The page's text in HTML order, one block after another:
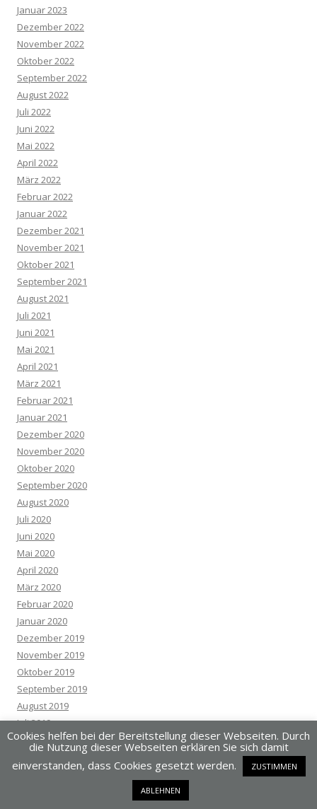
Januar 2023
Dezember 2022
November 2022
Oktober 2022
September 2022
August 2022
Juli 2022
Juni 2022
Mai 2022
April 2022
März 2022
Februar 2022
Januar 2022
Dezember 2021
November 2021
Oktober 2021
September 2021
August 2021
Juli 2021
Juni 2021
Mai 2021
April 2021
März 2021
Februar 2021
Januar 2021
Dezember 2020
November 2020
Oktober 2020
September 2020
August 2020
Juli 2020
Juni 2020
Mai 2020
April 2020
März 2020
Februar 2020
Januar 2020
Dezember 2019
November 2019
Oktober 2019
September 2019
August 2019
Juli 2019
Juni 2019
April 2019
Cookies helfen bei der Bereitstellung dieser Webseiten. Durch
die Nutzung dieser Webseiten erklären Sie sich damit
einverstanden, dass Cookies gesetzt werden.
ZUSTIMMEN
ABLEHNEN